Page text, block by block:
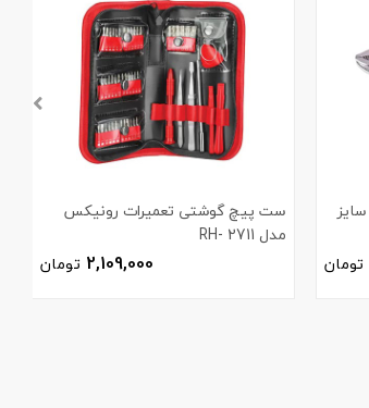
انبر قفلی رونیکس مدل RH-1416 سایز
تومان
ست پیچ گوشتی تعمیرات رونیکس
مدل 2711 -RH
2,109,000 تومان